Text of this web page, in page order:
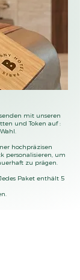
mit unseren
und Token auf :
hochpräzisen
personalisieren, um
zu prägen.
Paket enthält 5